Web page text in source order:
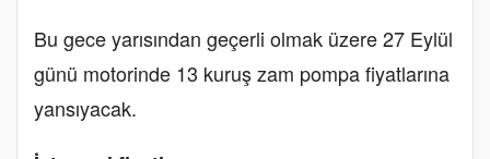
Bu gece yarısından geçerli olmak üzere 27 Eylül
günü motorinde 13 kuruş zam pompa fiyatlarına
yansıyacak.